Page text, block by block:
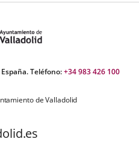
Teléfono:+34 983 426 100
de Valladolid